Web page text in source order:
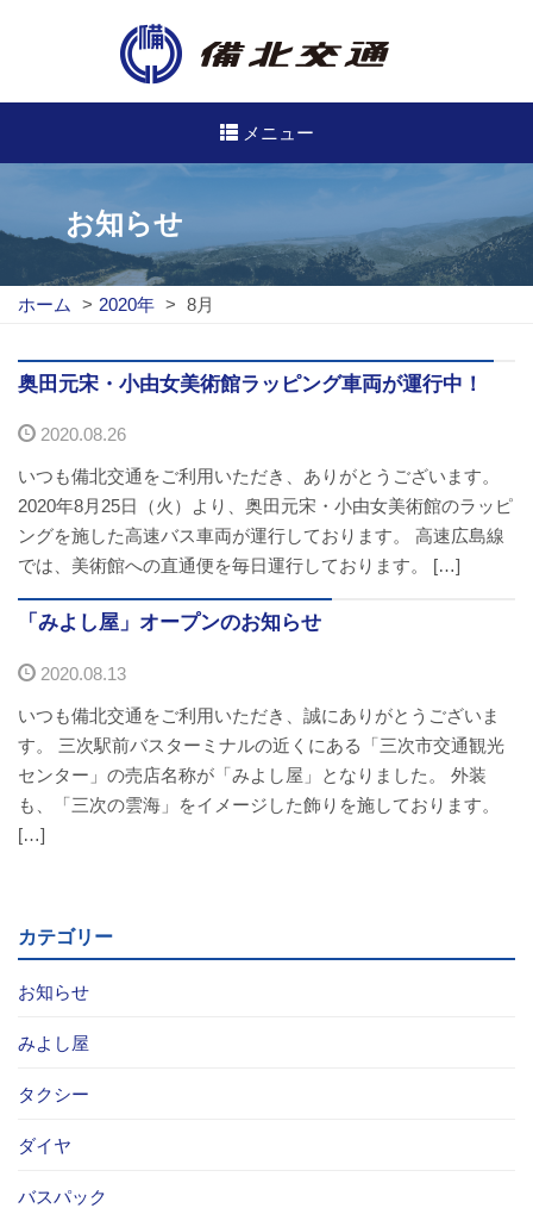
メニュー
高速バス
路線バス
路線図
定期券について
バスのご利用方法
バスパックについて
貸切バス・旅行業
まごころツアー
三次市交通観光センター
企業情報
企業情報
備北交通の歴史（アルバム）
リンク
お問い合わせ
お知らせ
ホーム > 2020年 > 8月
奥田元宋・小由女美術館ラッピング車両が運行中！
2020.08.26
いつも備北交通をご利用いただき、ありがとうございます。
2020年8月25日（火）より、奥田元宋・小由女美術館のラッピ
ングを施した高速バス車両が運行しております。 高速広島線
では、美術館への直通便を毎日運行しております。 […]
「みよし屋」オープンのお知らせ
2020.08.13
いつも備北交通をご利用いただき、誠にありがとうございま
す。 三次駅前バスターミナルの近くにある「三次市交通観光
センター」の売店名称が「みよし屋」となりました。 外装
も、「三次の雲海」をイメージした飾りを施しております。
[…]
カテゴリー
お知らせ
みよし屋
タクシー
ダイヤ
バスパック